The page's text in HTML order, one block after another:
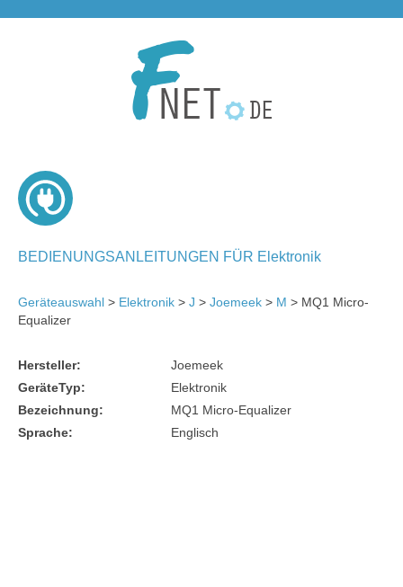
BEDIENUNGSANLEITUNGEN FÜR Elektronik
Geräteauswahl > Elektronik > J > Joemeek > M > MQ1 Micro-
Equalizer
Hersteller:
Joemeek
GeräteTyp:
Elektronik
Bezeichnung:
MQ1 Micro-Equalizer
Sprache:
Englisch